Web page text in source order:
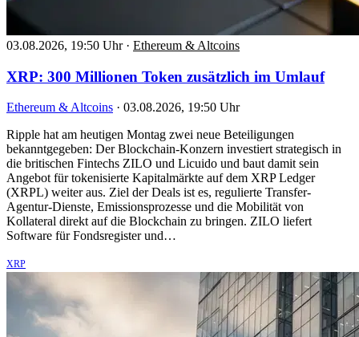
03.08.2026, 19:50 Uhr · Ethereum & Altcoins
XRP: 300 Millionen Token zusätzlich im Umlauf
Ethereum & Altcoins · 03.08.2026, 19:50 Uhr
Ripple hat am heutigen Montag zwei neue Beteiligungen
bekanntgegeben: Der Blockchain-Konzern investiert strategisch in
die britischen Fintechs ZILO und Licuido und baut damit sein
Angebot für tokenisierte Kapitalmärkte auf dem XRP Ledger
(XRPL) weiter aus. Ziel der Deals ist es, regulierte Transfer-
Agentur-Dienste, Emissionsprozesse und die Mobilität von
Kollateral direkt auf die Blockchain zu bringen. ZILO liefert
Software für Fondsregister und…
XRP